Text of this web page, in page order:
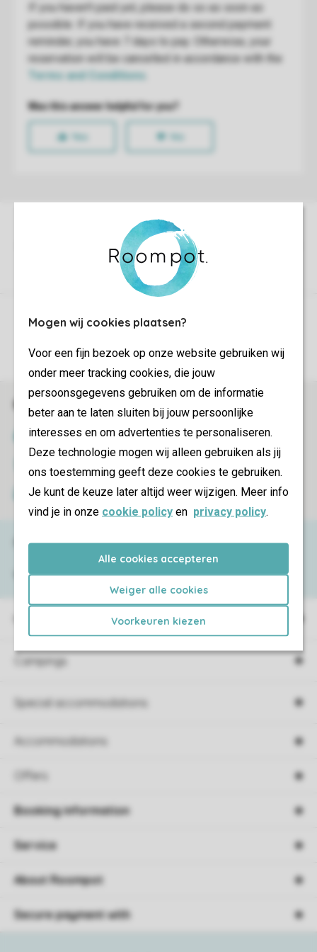
Mogen wij cookies plaatsen?
Voor een fijn bezoek op onze website gebruiken wij
onder meer tracking cookies, die jouw
persoonsgegevens gebruiken om de informatie
beter aan te laten sluiten bij jouw persoonlijke
interesses en om advertenties te personaliseren.
Deze technologie mogen wij alleen gebruiken als jij
ons toestemming geeft deze cookies te gebruiken.
Je kunt de keuze later altijd weer wijzigen. Meer info
vind je in onze cookie policy en privacy policy.
Alle cookies accepteren
Weiger alle cookies
Voorkeuren kiezen
Control over your own privacy
More info and preferences
Book online securely and quickly
SSL certificate
Secure payment
Campings
Special accommodations
Accommodations
Offers
Need help?
View theFAQor contact theContact Center.
Booking information
Service
About Roompot
Secure payment with